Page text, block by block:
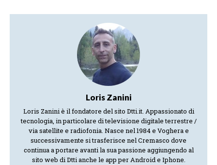
Loris Zanini
Loris Zanini è il fondatore del sito Dtti.it. Appassionato di
tecnologia, in particolare di televisione digitale terrestre /
via satellite e radiofonia. Nasce nel 1984 e Voghera e
successivamente si trasferisce nel Cremasco dove
continua a portare avanti la sua passione aggiungendo al
sito web di Dtti anche le app per Android e Iphone.